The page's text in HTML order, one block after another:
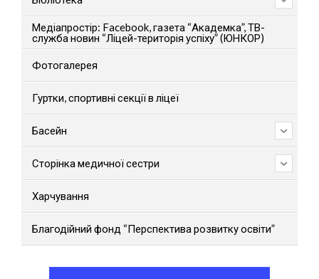
Медіапростір: Facebook, газета “Академка”, ТВ-
служба новин “Ліцей-територія успіху” (ЮНКОР)
Фотогалерея
Гуртки, спортивні секції в ліцеї
Басейн
Сторінка медичної сестри
Харчування
Благодійний фонд “Перспектива розвитку освіти”